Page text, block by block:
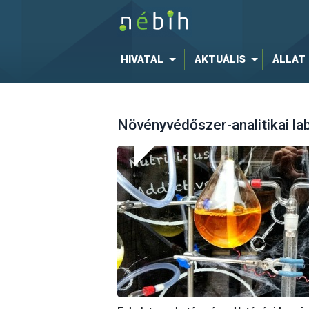
HIVATAL AKTUÁLIS ÁLLAT
Növényvédőszer-analitikai